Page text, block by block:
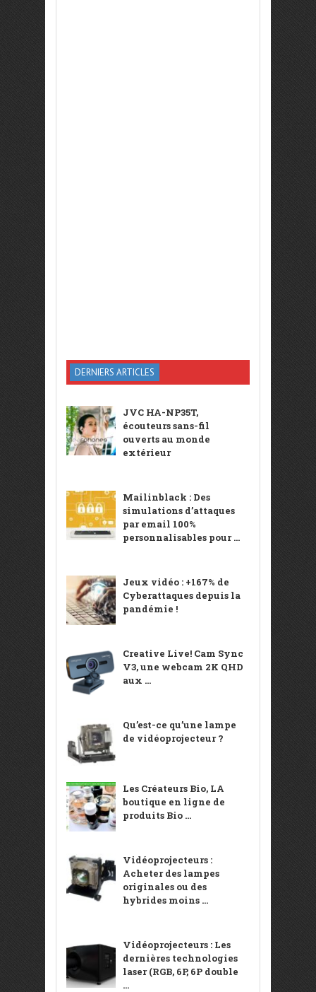
DERNIERS ARTICLES
JVC HA-NP35T,
écouteurs sans-fil
ouverts au monde
extérieur
Mailinblack : Des
simulations d’attaques
par email 100%
personnalisables pour ...
Jeux vidéo : +167% de
Cyberattaques depuis la
pandémie !
Creative Live! Cam Sync
V3, une webcam 2K QHD
aux ...
Qu’est-ce qu’une lampe
de vidéoprojecteur ?
Les Créateurs Bio, LA
boutique en ligne de
produits Bio ...
Vidéoprojecteurs :
Acheter des lampes
originales ou des
hybrides moins ...
Vidéoprojecteurs : Les
dernières technologies
laser (RGB, 6P, 6P double
...